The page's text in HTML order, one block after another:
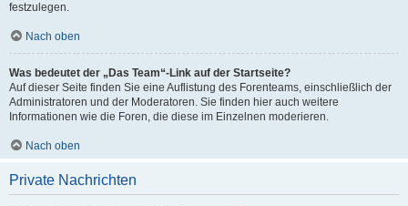
festzulegen.
Nach oben
Was bedeutet der „Das Team“-Link auf der Startseite?
Auf dieser Seite finden Sie eine Auflistung des Forenteams, einschließlich der
Administratoren und der Moderatoren. Sie finden hier auch weitere
Informationen wie die Foren, die diese im Einzelnen moderieren.
Nach oben
Private Nachrichten